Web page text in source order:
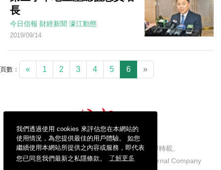
我們透過使用 cookies 來評估您在本網站的
使用情況，為您提供最佳的用戶體驗。 如您
繼續使用本網站所提供之內容或服務，即代表
您已同意我們最新之私隱條款。
了解更多
長
今日信報 財經新聞 濠江動態
2019/09/14
頁數： « 1 2 3 4 5 6 »
信報財經新聞有限公司版權所有，不得轉載。
Copyright © 2026 Hong Kong Economic Journal Company